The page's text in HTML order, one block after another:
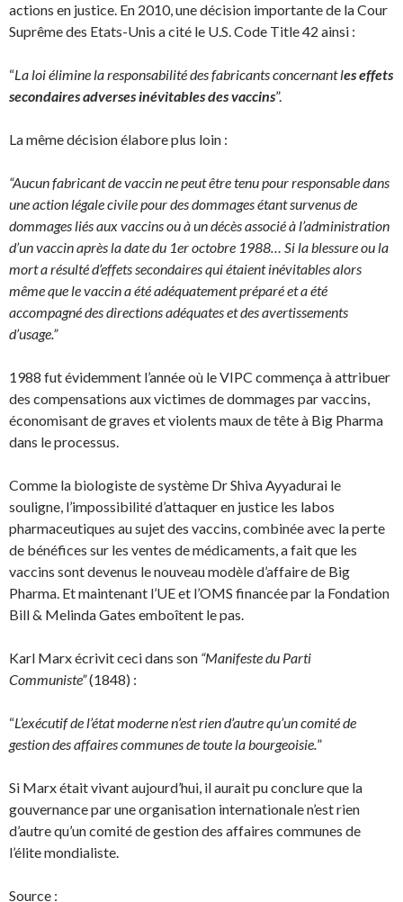
actions en justice. En 2010, une décision importante de la Cour
Suprême des Etats-Unis a cité le U.S. Code Title 42 ainsi :
“La loi élimine la responsabilité des fabricants concernant les effets
secondaires adverses inévitables des vaccins”.
La même décision élabore plus loin :
“Aucun fabricant de vaccin ne peut être tenu pour responsable dans
une action légale civile pour des dommages étant survenus de
dommages liés aux vaccins ou à un décès associé à l’administration
d’un vaccin après la date du 1er octobre 1988… Si la blessure ou la
mort a résulté d’effets secondaires qui étaient inévitables alors
même que le vaccin a été adéquatement préparé et a été
accompagné des directions adéquates et des avertissements
d’usage.”
1988 fut évidemment l’année où le VIPC commença à attribuer
des compensations aux victimes de dommages par vaccins,
économisant de graves et violents maux de tête à Big Pharma
dans le processus.
Comme la biologiste de système Dr Shiva Ayyadurai le
souligne, l’impossibilité d’attaquer en justice les labos
pharmaceutiques au sujet des vaccins, combinée avec la perte
de bénéfices sur les ventes de médicaments, a fait que les
vaccins sont devenus le nouveau modèle d’affaire de Big
Pharma. Et maintenant l’UE et l’OMS financée par la Fondation
Bill & Melinda Gates emboîtent le pas.
Karl Marx écrivit ceci dans son “Manifeste du Parti
Communiste”(1848) :
“L’exécutif de l’état moderne n’est rien d’autre qu’un comité de
gestion des affaires communes de toute la bourgeoisie.”
Si Marx était vivant aujourd’hui, il aurait pu conclure que la
gouvernance par une organisation internationale n’est rien
d’autre qu’un comité de gestion des affaires communes de
l’élite mondialiste.
Source :